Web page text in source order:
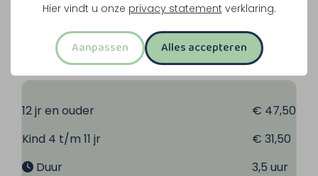
Hier vindt u onze privacy statement verklaring.
Aanpassen Alles accepteren
Drieënhalf uur uur varen
Langs Koningsteen en De Spaanjerd
Pannenkoek voor kinderen
12 jr en ouder
€ 47,50
Kind 4 t/m 11 jr
€ 31,50
Duur
3,5 uur